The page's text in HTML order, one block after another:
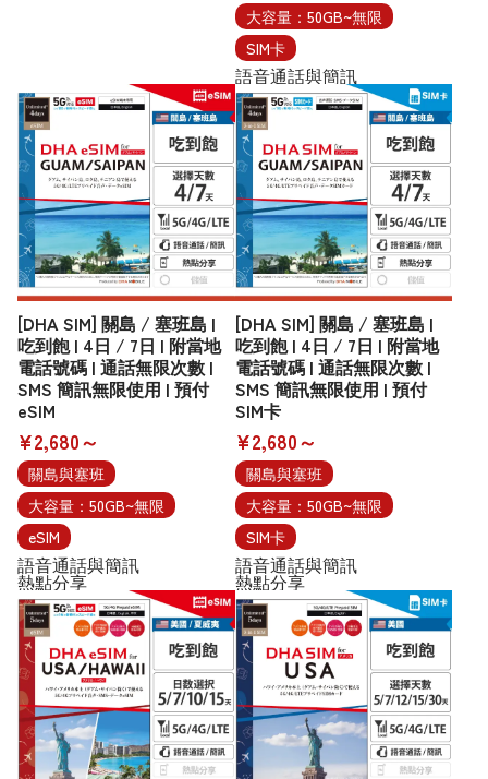
大容量：50GB~無限
SIM卡
語音通話與簡訊
[DHA SIM] 關島 / 塞班島 |
吃到飽 | 4日 / 7日 | 附當地
電話號碼 | 通話無限次數 |
SMS 簡訊無限使用 | 預付
eSIM
¥2,680～
關島與塞班
大容量：50GB~無限
eSIM
語音通話與簡訊
熱點分享
[DHA SIM] 關島 / 塞班島 |
吃到飽 | 4日 / 7日 | 附當地
電話號碼 | 通話無限次數 |
SMS 簡訊無限使用 | 預付
SIM卡
¥2,680～
關島與塞班
大容量：50GB~無限
SIM卡
語音通話與簡訊
熱點分享